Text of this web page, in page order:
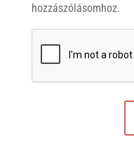
hozzászólásomhoz.